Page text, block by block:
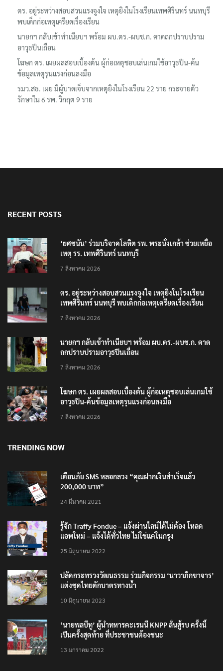
ตร. อยู่ระหว่างสอบสวนแรงจูงใจ เหตุยิงในโรงเรียนเทพศิรินทร์ นนทบุรี
พบเด็กก่อเหตุเครียดเรื่องเรียน
นายกฯ กลับเข้าทำเนียบฯ พร้อม ผบ.ตร.-ผบช.ก. คาดถกปราบปราม
อาวุธปืนเถื่อน
โฆษก ตร. เผยผลสอบเบื้องต้น ผู้ก่อเหตุชอบเล่นเกมใช้อาวุธปืน-ค้น
ข้อมูลเหตุรุนแรงก่อนลงมือ
รมว.สธ. เผย มีผู้บาดเจ็บจากเหตุยิงในโรงเรียน 22 ราย กระจายตัว
รักษาใน 6 รพ. วิกฤต 9 ราย
RECENT POSTS
‘ยศชนัน’ ร่วมบริจาคโลหิต รพ. พระนั่งเกล้า ช่วยเหยื่อ
เหตุ รร. เทพศิรินทร์ นนทบุรี
7 สิงหาคม 2026
ตร. อยู่ระหว่างสอบสวนแรงจูงใจ เหตุยิงในโรงเรียน
เทพศิรินทร์ นนทบุรี พบเด็กก่อเหตุเครียดเรื่องเรียน
7 สิงหาคม 2026
นายกฯ กลับเข้าทำเนียบฯ พร้อม ผบ.ตร.-ผบช.ก. คาด
ถกปราบปรามอาวุธปืนเถื่อน
7 สิงหาคม 2026
โฆษก ตร. เผยผลสอบเบื้องต้น ผู้ก่อเหตุชอบเล่นเกมใช้
อาวุธปืน-ค้นข้อมูลเหตุรุนแรงก่อนลงมือ
7 สิงหาคม 2026
TRENDING NOW
เตือนภัย SMS หลอกลวง “คุณฝากเงินสำเร็จแล้ว
200,000 บาท”
24 มีนาคม 2021
รู้จัก Traffy Fondue – แจ้งผ่านไลน์ได้ไม่ต้อง โหลด
แอพใหม่ – แจ้งได้ทั่วไทย ไม่ใช่แค่ในกรุง
25 มิถุนายน 2022
ปลัดกระทรวงวัฒนธรรม ร่วมกิจกรรม ‘นาวาภิกขาจาร’
แต่งชุดไทยตักบาตรทางน้ำ
10 มิถุนายน 2023
‘นายพลบีทู’ ผู้นำทหารคะเรนนี KNPP ลั่นสู้รบ ครั้งนี้
เป็นครั้งสุดท้าย ที่ประชาชนต้องชนะ
13 มกราคม 2022